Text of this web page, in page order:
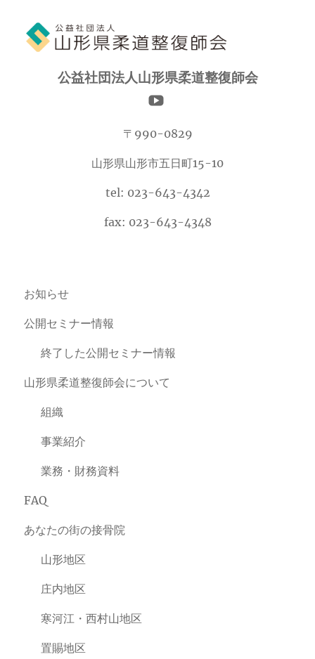
ブ
公益社団法人山形県柔道整復師会
〒990-0829
山形県山形市五日町15-10
tel: 023-643-4342
fax: 023-643-4348
お知らせ
公開セミナー情報
終了した公開セミナー情報
山形県柔道整復師会について
組織
事業紹介
業務・財務資料
FAQ
あなたの街の接骨院
山形地区
庄内地区
寒河江・西村山地区
置賜地区